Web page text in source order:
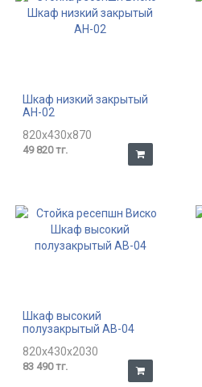
Шкаф низкий закрытый
АН-02
820x430x870
49 820 тг.
Шкаф высокий
полузакрытый АВ-04
820x430x2030
83 490 тг.